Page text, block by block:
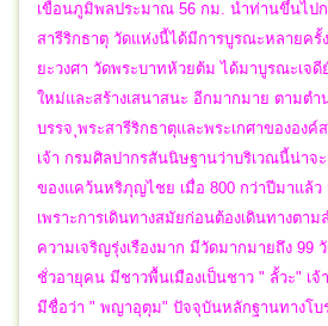
เขื่อนภูมิพลประมาณ 56 กม. นำท่านขึ้นไปก
สารีริกธาตุ วัดแห่งนี้ได้มีการบูรณะหลายค
ยะวงศา วัดพระบาทห้วยต้ม ได้มาบูรณะเจ
ใหม่และสร้างเสนาสนะ อีกมากมาย ตามตำ
บรรจ ุพระสารีริกธาตุและพระเกศาขององ
เจ้า กรมศิลปากรสันนิษฐานว่าบริเวณนี้น่าจ
ของแคว้นหริภุญไชย เมื่อ 800 กว่าปีมาแล้ว
เพราะการเดินทางสมัยก่อนต้องเดินทางตาม
ความเจริญรุ่งเรืองมาก มีวัดมากมายถึง 99
ชั่วอายุคน มีชาวพื้นเมืองเป็นชาว " ลั้วะ" เ
มีชื่อว่า " พญาอุตุม" ปัจจุบันหลักฐานทางโ